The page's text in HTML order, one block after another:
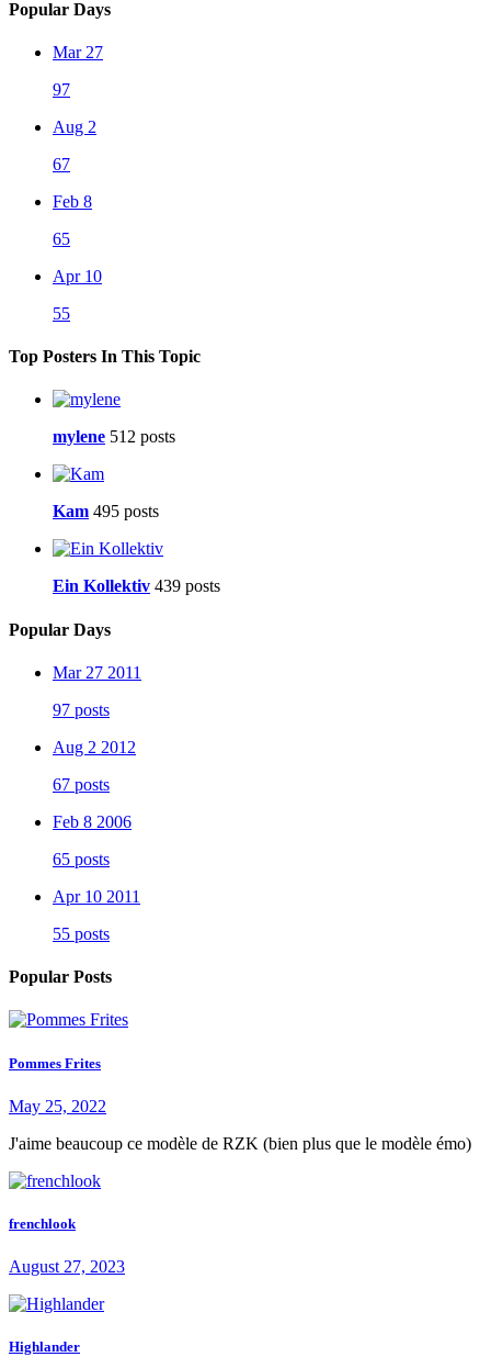
Popular Days
Mar 27
97
Aug 2
67
Feb 8
65
Apr 10
55
Top Posters In This Topic
mylene 512 posts
Kam 495 posts
Ein Kollektiv 439 posts
Popular Days
Mar 27 2011
97 posts
Aug 2 2012
67 posts
Feb 8 2006
65 posts
Apr 10 2011
55 posts
Popular Posts
Pommes Frites
May 25, 2022
J'aime beaucoup ce modèle de RZK (bien plus que le modèle émo)
frenchlook
August 27, 2023
Highlander